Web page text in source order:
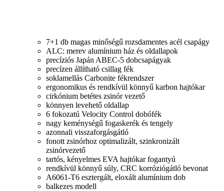
7+1 db magas minőségű rozsdamentes acél csapágy
ALC: merev alumínium ház és oldallapok
precíziós Japán ABEC-5 dobcsapágyak
precízen állítható csillag fék
soklamellás Carbonite fékrendszer
ergonomikus és rendkívül könnyű karbon hajtókar
cirkónium betétes zsinór vezető
könnyen levehető oldallap
6 fokozatú Velocity Control dobófék
nagy keménységű fogaskerék és tengely
azonnali visszaforgásgátló
fonott zsinórhoz optimalizált, szinkronizált
zsinórvezető
tartós, kényelmes EVA hajtókar fogantyú
rendkívül könnyű súly, CRC korróziógátló bevonat
A6061-T6 esztergált, eloxált alumínium dob
balkezes modell